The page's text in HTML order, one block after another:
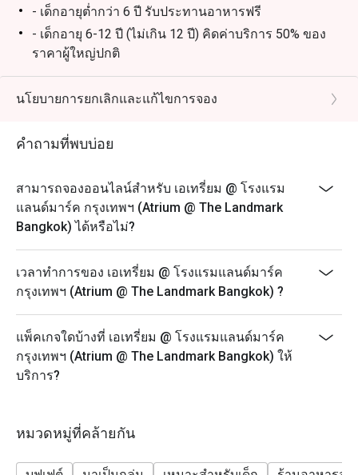
พิเศษ ไฮไลต์เมนูยอดนิยม ได้แก่ กุ้งแม่น้ำย่างสดใหม่ หอย
นางรมคุณภาพดี กั้งเนื้อหวาน ซาชิมิชิ้นหนา เป็ดปักกิ่งหนัง
กรอบ และเนื้อแกะย่างระดับพรีเมียม
โดดเด่นด้วยบริการยอดเยี่ยม บรรยากาศหรูหรา และเมนู
นักท่องเที่ยวต่างประทับใจในความสดใหม่ ความหลาก
ใกล้สถานี BTS นานา
การจองผ่านแอปหรือเว็บไซต์ Eatigo คือวิธีที่ชาญฉลาดที่สุด
ในการรับประทานอาหาร เพียงเลือกช่วงเวลาที่ต้องการ ก็
- เด็กอายุต่ำกว่า 6 ปี รับประทานอาหารฟรี
- เด็กอายุ 6-12 ปี (ไม่เกิน 12 ปี) คิดค่าบริการ 50% ของ
ราคาผู้ใหญ่ปกติ
- ราคาบุฟเฟ่ต์รวมน้ำดื่มไม่อั้นและกาแฟหรือชา 1 แก้ว
(ร้อนหรือเย็น)
- เมนูและราคาอาจมีการเปลี่ยนแปลงโดยไม่ต้องแจ้งให้
- ราคาที่แสดงยังไม่รวมภาษีมูลค่าเพิ่มและค่าบริการ
- ส่วนลดจะนำไปหักเฉพาะค่าอาหารและภาษีมูลค่าเพิ่ม
ไม่รวมค่าบริการ
การจองดังกล่าว
อาหารทะเลประจำวัน:
นิวซีแลนด์ หอยแมลงภู่ดำ และหอยหวาน
- มื้อสาย (เสาร์ - อาทิตย์) & มื้อค่ำ (ศุกร์ - อาทิตย์): กุ้ง
แม่น้ำเผา ปูทะเลนึ่ง ปูไข่นึ่งนมสด ปูไข่ดองน้ำปลา กุ้งขาว
ขาว กั้ง หอยนางรมสด หอยแมลงภู่นิวซีแลนด์ และหอย
นโยบายการยกเลิกและแก้ไขการจอง
คำถามที่พบบ่อย
สามารถจองออนไลน์สำหรับ เอเทรี่ยม @ โรงแรม
แลนด์มาร์ค กรุงเทพฯ (Atrium @ The Landmark
Bangkok) ได้หรือไม่?
เวลาทำการของ เอเทรี่ยม @ โรงแรมแลนด์มาร์ค
กรุงเทพฯ (Atrium @ The Landmark Bangkok) ?
แพ็คเกจใดบ้างที่ เอเทรี่ยม @ โรงแรมแลนด์มาร์ค
กรุงเทพฯ (Atrium @ The Landmark Bangkok) ให้
บริการ?
หมวดหมู่ที่คล้ายกัน